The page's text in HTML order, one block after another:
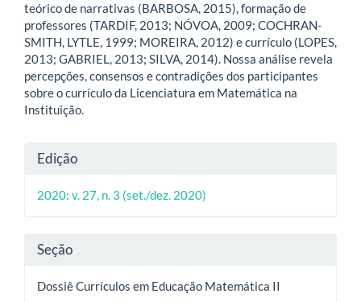
teórico de narrativas (BARBOSA, 2015), formação de
professores (TARDIF, 2013; NÓVOA, 2009; COCHRAN-
SMITH, LYTLE, 1999; MOREIRA, 2012) e currículo (LOPES,
2013; GABRIEL, 2013; SILVA, 2014). Nossa análise revela
percepções, consensos e contradições dos participantes
sobre o currículo da Licenciatura em Matemática na
Instituição.
Detalhes
do
Edição
2020: v. 27, n. 3 (set./dez. 2020)
Seção
Dossiê Currículos em Educação Matemática II